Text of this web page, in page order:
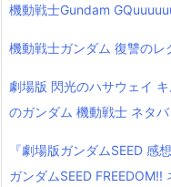
機動戦士Gundam
機動戦士ガンダム 復讐のレ
劇場版 閃光のハサウェイ
のガンダム 機動戦士 ネタバ
『劇場版ガンダムSEED 感
ガンダムSEED FREEDOM!!